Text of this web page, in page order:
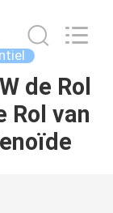
de Rol
Rol van